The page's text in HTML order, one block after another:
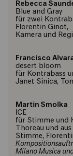
Rebecca
Blue and Gray
für zwei
Florentin Ginot,
Kamera und
Francisco
desert bloom
für Kontrabass
Janet Sinica,
Martin Smolka
ICE
für Stimme und
Thoreau und
Stimme,
Milano Musica